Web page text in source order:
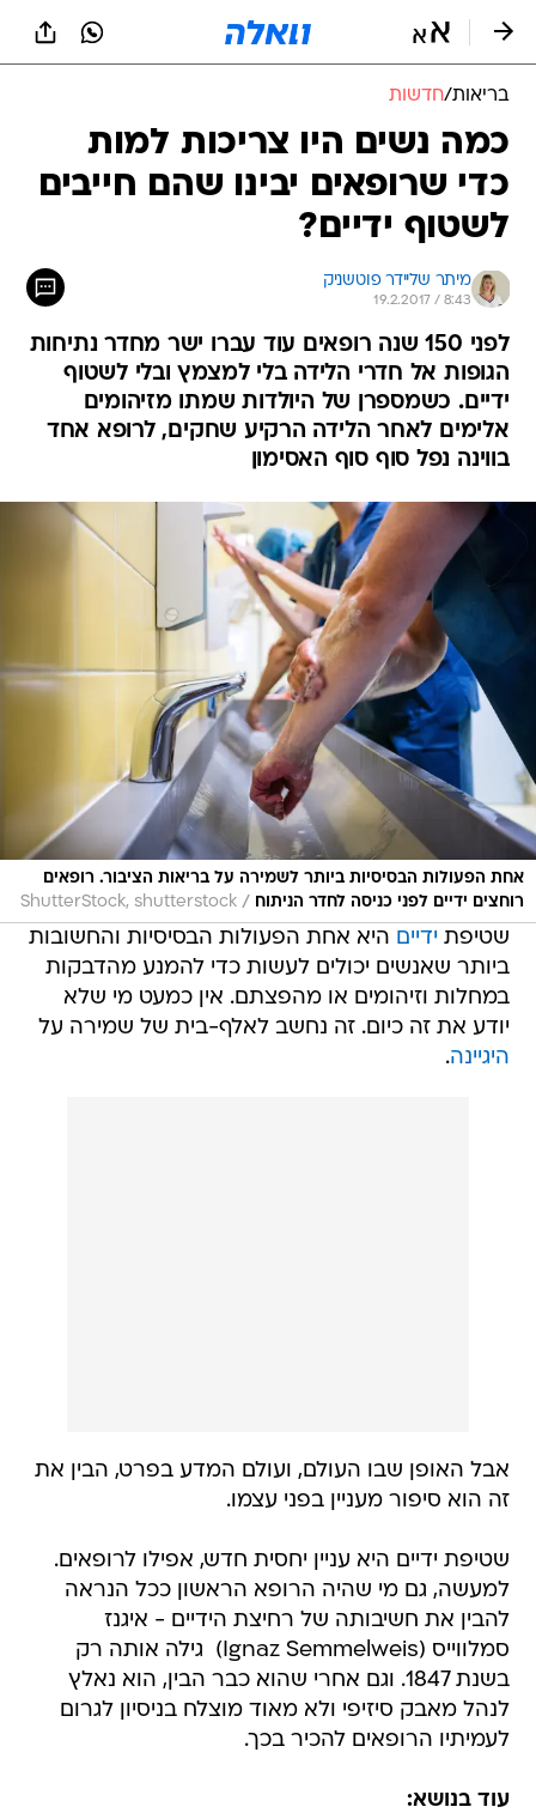
בריאות/חדשות
כמה נשים היו צריכות למות
כדי שרופאים יבינו שהם חייבים
לשטוף ידיים?
מיתר שליידר פוטשניק
19.2.2017 / 8:43
לפני 150 שנה רופאים עוד עברו ישר מחדר נתיחות
הגופות אל חדרי הלידה בלי למצמץ ובלי לשטוף
ידיים. כשמספרן של היולדות שמתו מזיהומים
אלימים לאחר הלידה הרקיע שחקים, לרופא אחד
בווינה נפל סוף סוף האסימון
אחת הפעולות הבסיסיות ביותר לשמירה על בריאות הציבור. רופאים
רוחצים ידיים לפני כניסה לחדר הניתוח
/
ShutterStock, shutterstock
שטיפת ידיים היא אחת הפעולות הבסיסיות והחשובות
ביותר שאנשים יכולים לעשות כדי להמנע מהדבקות
במחלות וזיהומים או מהפצתם. אין כמעט מי שלא
יודע את זה כיום. זה נחשב לאלף-בית של שמירה על
היגיינה.
אבל האופן שבו העולם, ועולם המדע בפרט, הבין את
זה הוא סיפור מעניין בפני עצמו.
שטיפת ידיים היא עניין יחסית חדש, אפילו לרופאים.
למעשה, גם מי שהיה הרופא הראשון ככל הנראה
להבין את חשיבותה של רחיצת הידיים - איגנז
סמלווייס (Ignaz Semmelweis)  גילה אותה רק
בשנת 1847. וגם אחרי שהוא כבר הבין, הוא נאלץ
לנהל מאבק סיזיפי ולא מאוד מוצלח בניסיון לגרום
לעמיתיו הרופאים להכיר בכך.
עוד בנושא: